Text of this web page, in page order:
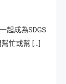
起成為SDGS
忙或幫 […]